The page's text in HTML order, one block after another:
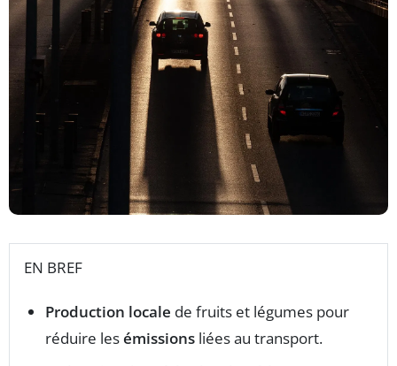
EN BREF
Production locale de fruits et légumes pour
réduire lesémissions liées au transport.